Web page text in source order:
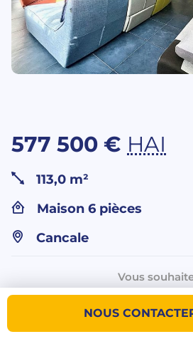
577 500 € HAI
113,0 m²
Maison 6 pièces
Cancale
Vous
plus d’informations
NOUS
NOUS